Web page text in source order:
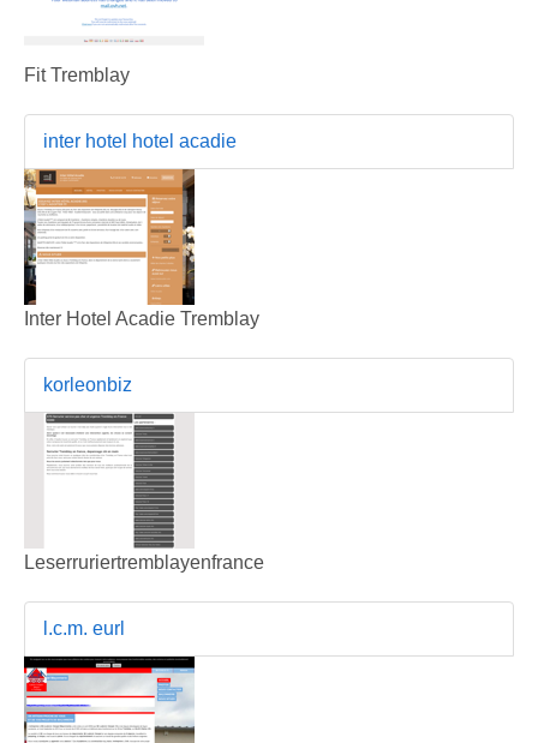
Fit Tremblay
inter hotel hotel acadie
Inter Hotel Acadie Tremblay
korleonbiz
Leserruriertremblayenfrance
l.c.m. eurl